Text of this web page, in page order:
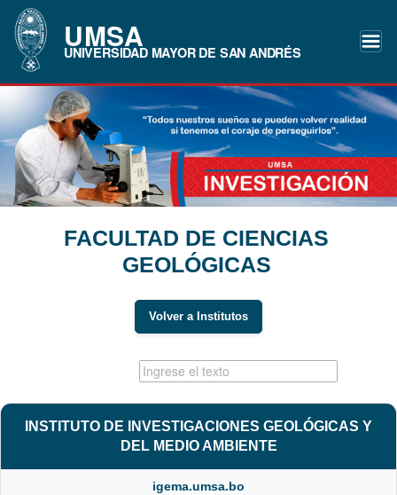
UMSA
UNIVERSIDAD MAYOR DE SAN ANDRÉS
FACULTAD DE CIENCIAS
GEOLÓGICAS
Volver a Institutos
INSTITUTO DE INVESTIGACIONES GEOLÓGICAS Y
DEL MEDIO AMBIENTE
igema.umsa.bo